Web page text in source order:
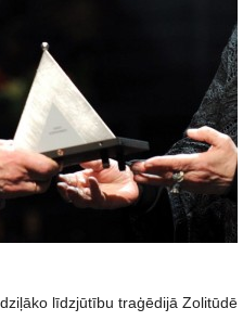
līdzjūtību traģēdijā Zolitūdē